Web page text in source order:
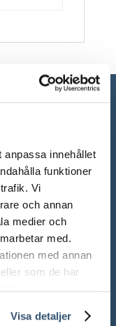
anpassa innehållet
funktioner
Vi
och annan
medier och
med.
med annan
som de har
Visa detaljer